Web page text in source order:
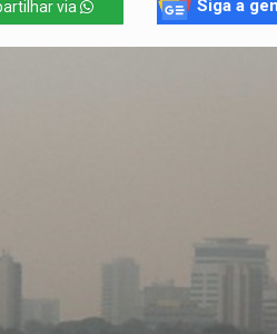
via Siga a